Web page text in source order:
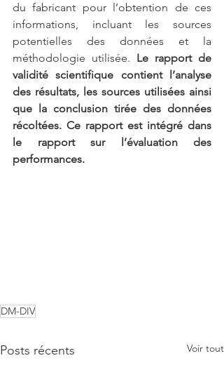
du fabricant pour l’obtention de ces
informations, incluant les sources
potentielles des données et la
méthodologie utilisée. Le rapport de
validité scientifique contient l’analyse
des résultats, les sources utilisées ainsi
que la conclusion tirée des données
récoltées. Ce rapport est intégré dans
le rapport sur l’évaluation des
performances.
DM-DIV
Posts récents Voir tout